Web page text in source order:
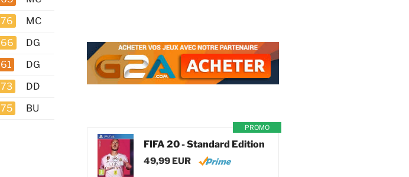
76
MC
66
DG
61
DG
73
DD
75 BU
PROMO
FIFA 20 - Standard Edition
49,99 EUR